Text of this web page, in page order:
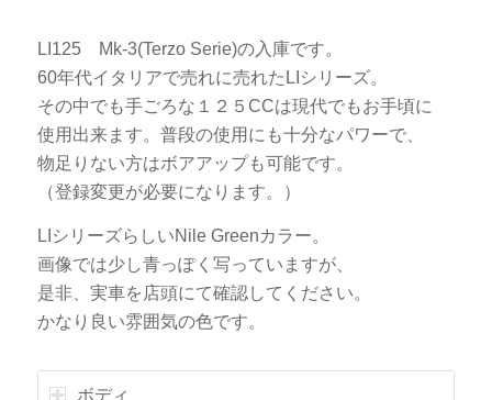
LI125 Mk-3(Terzo Serie)の入庫です。
60年代イタリアで売れに売れたLIシリーズ。
その中でも手ごろな１２５CCは現代でもお手頃に
使用出来ます。普段の使用にも十分なパワーで、
物足りない方はボアアップも可能です。
（登録変更が必要になります。）
LIシリーズらしいNile Greenカラー。
画像では少し青っぽく写っていますが、
是非、実車を店頭にて確認してください。
かなり良い雰囲気の色です。
ボディ